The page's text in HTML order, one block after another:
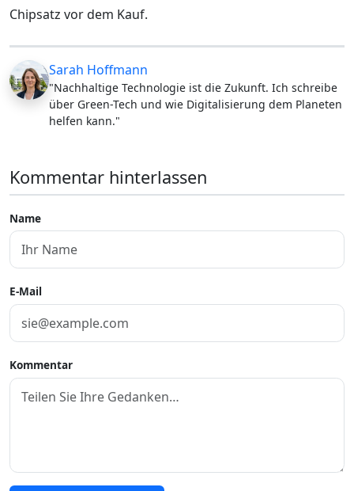
Chipsatz vor dem Kauf.
Sarah Hoffmann
"Nachhaltige Technologie ist die Zukunft. Ich schreibe
über Green-Tech und wie Digitalisierung dem Planeten
helfen kann."
Kommentar hinterlassen
Name
E-Mail
Kommentar